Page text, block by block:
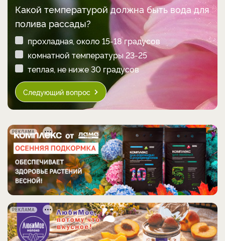
Какой температурой должна быть вода для
полива рассады?
прохладная, около 15-18 градусов
комнатной температуры 23-25
теплая, не ниже 30 градусов
Следующий вопрос
РЕКЛАМА
РЕКЛАМА